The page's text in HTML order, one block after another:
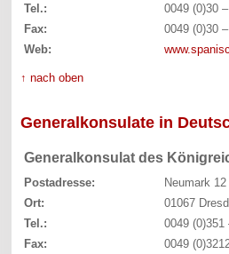
Tel.:
0049 (0)30
Fax:
0049 (0)30
Web:
↑ nach oben
Generalkonsulate in
Generalkonsulat des
Postadresse:
Neumark 12
Ort:
01067
Tel.:
0049 (0)351
Fax:
0049